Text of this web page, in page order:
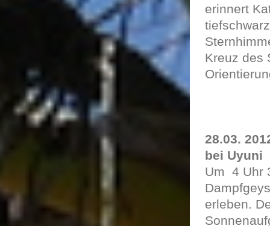
erinnert
Kreuz des
28.03.
bei Uyuni
Um
4 Uhr
erleben.